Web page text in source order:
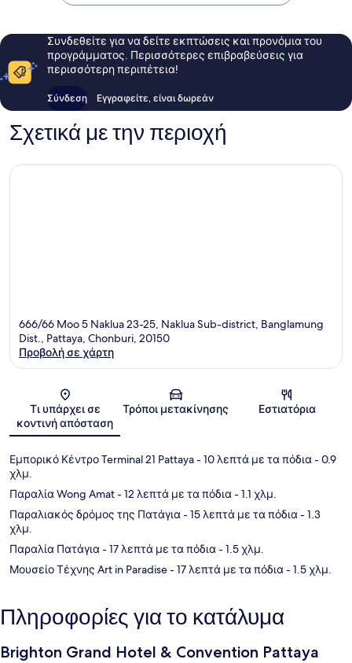
Συνδεθείτε για να δείτε εκπτώσεις και προνόμια του
προγράμματος. Περισσότερες επιβραβεύσεις για
περισσότερη περιπέτεια!
Σύνδεση Εγγραφείτε, είναι δωρεάν
Σχετικά με την περιοχή
666/66 Moo 5 Naklua 23-25, Naklua Sub-district, Banglamung
Dist., Pattaya, Chonburi, 20150
Προβολή σε χάρτη
Τι υπάρχει σε
κοντινή απόσταση
Τρόποι μετακίνησης Εστιατόρια
Εμπορικό Κέντρο Terminal 21 Pattaya- 10 λεπτά με τα πόδια- 0.9
χλμ.
Παραλία Wong Amat- 12 λεπτά με τα πόδια- 1.1 χλμ.
Παραλιακός δρόμος της Πατάγια- 15 λεπτά με τα πόδια- 1.3
χλμ.
Παραλία Πατάγια- 17 λεπτά με τα πόδια- 1.5 χλμ.
Μουσείο Τέχνης Art in Paradise- 17 λεπτά με τα πόδια- 1.5 χλμ.
Πληροφορίες για το κατάλυμα
Brighton Grand Hotel & Convention Pattaya